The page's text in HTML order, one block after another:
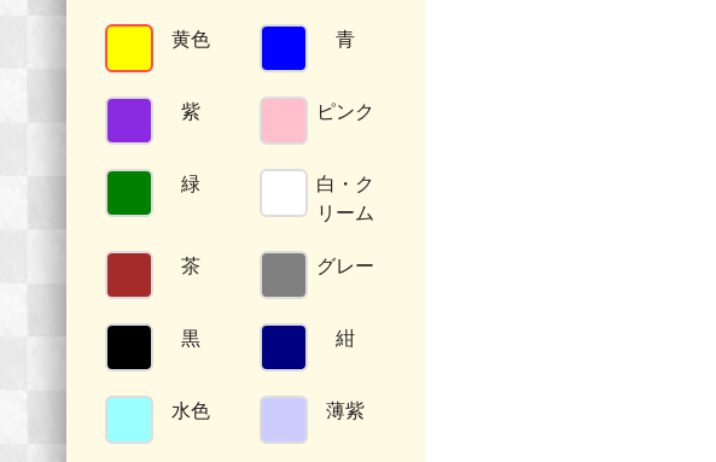
黄色
青
紫 ピンク
緑
白・ク
リーム
茶
グレー
黒 紺
水色 薄紫